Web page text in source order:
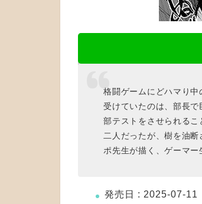
格闘ゲームにどハマり
受けていたのは、部長
部テストをさせられる
二人だったが、樹を油
ポ先生が描く、ゲーマー
発売日 : 2025-07-11